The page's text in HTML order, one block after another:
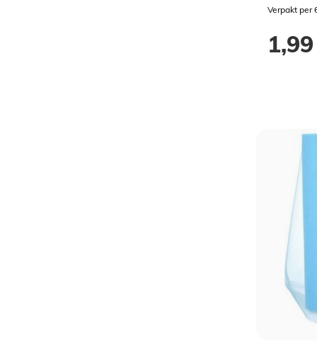
Verpakt per
1,99